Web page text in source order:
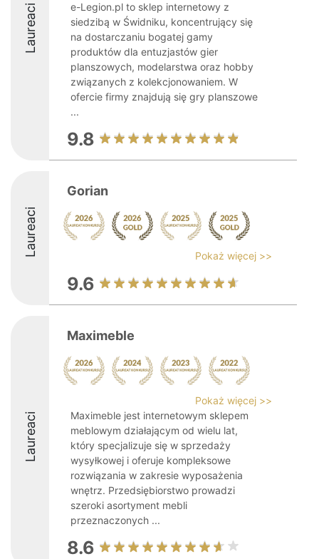
Laureaci
e-Legion.pl to sklep internetowy z
siedzibą w Świdniku, koncentrujący się
na dostarczaniu bogatej gamy
produktów dla entuzjastów gier
planszowych, modelarstwa oraz hobby
związanych z kolekcjonowaniem. W
ofercie firmy znajdują się gry planszowe
...
9.8
Laureaci
Gorian
Pokaż więcej >>
9.6
Laureaci
Maximeble
Pokaż więcej >>
Maximeble jest internetowym sklepem
meblowym działającym od wielu lat,
który specjalizuje się w sprzedaży
wysyłkowej i oferuje kompleksowe
rozwiązania w zakresie wyposażenia
wnętrz. Przedsiębiorstwo prowadzi
szeroki asortyment mebli
przeznaczonych ...
8.6